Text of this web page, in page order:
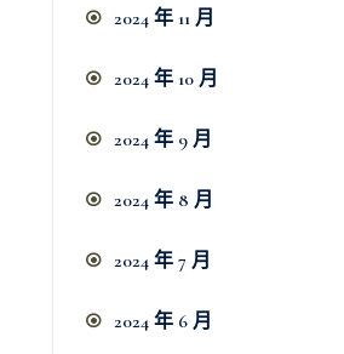
2024 年 11 月
2024 年 10 月
2024 年 9 月
2024 年 8 月
2024 年 7 月
2024 年 6 月